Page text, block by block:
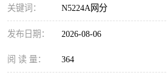
关键词： N5224A网分
发布日期： 2026-08-06
阅 读 量： 364